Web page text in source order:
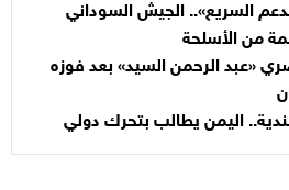
السريع».. الجيش السوداني
من الأسلحة
«عبد الرحمن السيد» بعد فوزه
اليمن يطالب بتحرك دولي